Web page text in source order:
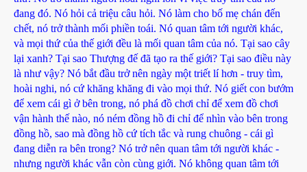
đang đó. Nó hỏi cả triệu câu hỏi. Nó làm cho bố mẹ chán đến
chết, nó trở thành mối phiền toái. Nó quan tâm tới người khác,
và mọi thứ của thế giới đều là mối quan tâm của nó. Tại sao cây
lại xanh? Tại sao Thượng đế đã tạo ra thế giới? Tại sao điều này
là như vậy? Nó bắt đầu trở nên ngày một triết lí hơn - truy tìm,
hoài nghi, nó cứ khăng khăng đi vào mọi thứ. Nó giết con bướm
để xem cái gì ở bên trong, nó phá đồ chơi chỉ để xem đồ chơi
vận hành thế nào, nó ném đồng hồ đi chỉ để nhìn vào bên trong
đồng hồ, sao mà đồng hồ cứ tích tắc và rung chuông - cái gì
đang diễn ra bên trong? Nó trở nên quan tâm tới người khác -
nhưng người khác vẫn còn cùng giới. Nó không quan tâm tới